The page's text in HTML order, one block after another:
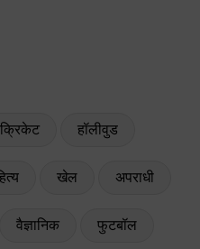
क्रिकेट हॉलीवुड
खेल अपराधी
वैज्ञानिक फुटबॉल